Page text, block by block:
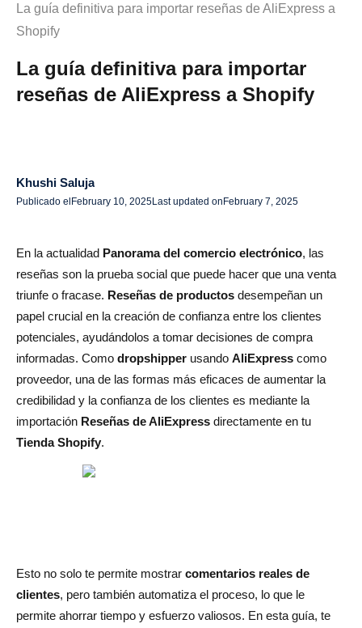
Paso 2: Instalar aplicaciones para importar reseñas de
AliExpress
2.1 AliDrop — Accede a proveedores premium de
AliExpress
2.3 Oberlo: la solución propiedad de Shopify
3.1 Seleccione los productos que desea importar
3.2 Filtrar reseñas
3.3 Importar las reseñas
3.4 Mostrar reseñas en las páginas de productos
Paso 4: Personalizar la visualización de reseñas y
optimizar las conversiones
4.1 Añadir reseñas de fotos
4.2 Insignias de calificación y confianza de Showstar
5.1 Pide a los clientes que dejen reseñas
5.2 Usa las reseñas para crear contenido de marketing
La guía definitiva para importar reseñas de AliExpress a
Shopify
La guía definitiva para importar
reseñas de AliExpress a Shopify
Khushi Saluja
Publicado el February 10, 2025Last updated on February 7, 2025
En la actualidad Panorama del comercio electrónico, las
reseñas son la prueba social que puede hacer que una venta
triunfe o fracase. Reseñas de productos desempeñan un
papel crucial en la creación de confianza entre los clientes
potenciales, ayudándolos a tomar decisiones de compra
informadas. Como dropshipper usando AliExpress como
proveedor, una de las formas más eficaces de aumentar la
credibilidad y la confianza de los clientes es mediante la
importación Reseñas de AliExpress directamente en tu
Tienda Shopify.
Esto no solo te permite mostrar comentarios reales de
clientes, pero también automatiza el proceso, lo que le
permite ahorrar tiempo y esfuerzo valiosos. En esta guía, te